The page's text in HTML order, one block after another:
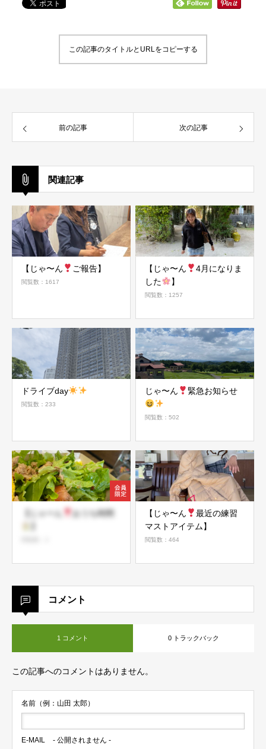
この記事のタイトルとURLをコピーする
前の記事 次の記事
関連記事
【じゃ〜ん ご報告】
閲覧数：1617
【じゃ〜ん
4月になりま
した
】
閲覧数：1257
ドライブday
閲覧数：233
じゃ〜ん 緊急お知らせ
閲覧数：502
おうち時間
【じゃ〜ん
最近の練習
マストアイテム】
閲覧数：464
コメント
1 コメント 0 トラックバック
この記事へのコメントはありません。
名前（例：山田 太郎）
E-MAIL - 公開されません -